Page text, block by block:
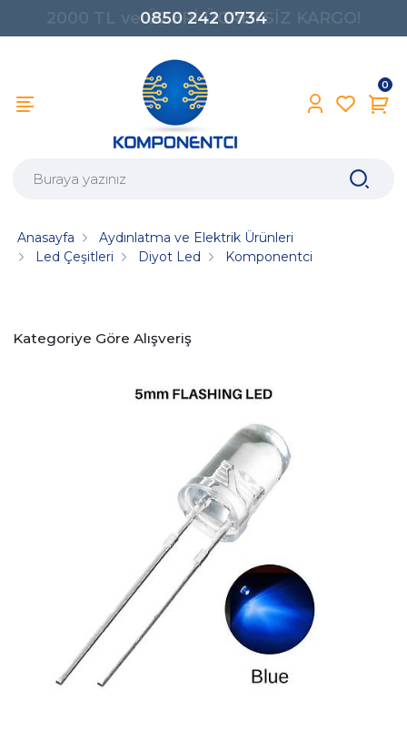
0850 242 0734
0
Anasayfa
Aydınlatma ve Elektrik Ürünleri
Led Çeşitleri
Diyot Led Komponentci
Kategoriye Göre Alışveriş